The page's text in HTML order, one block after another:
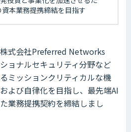
本業務提携締結を目指す
式会社Preferred Networks
ョナルセキュリティ分野など
ミッションクリティカルな機
よび自律化を目指し、最先端AI
業務提携契約を締結しまし